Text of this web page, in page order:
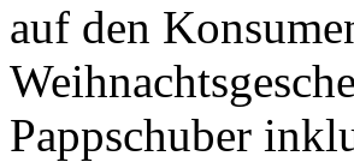
auf den
Pappschuber